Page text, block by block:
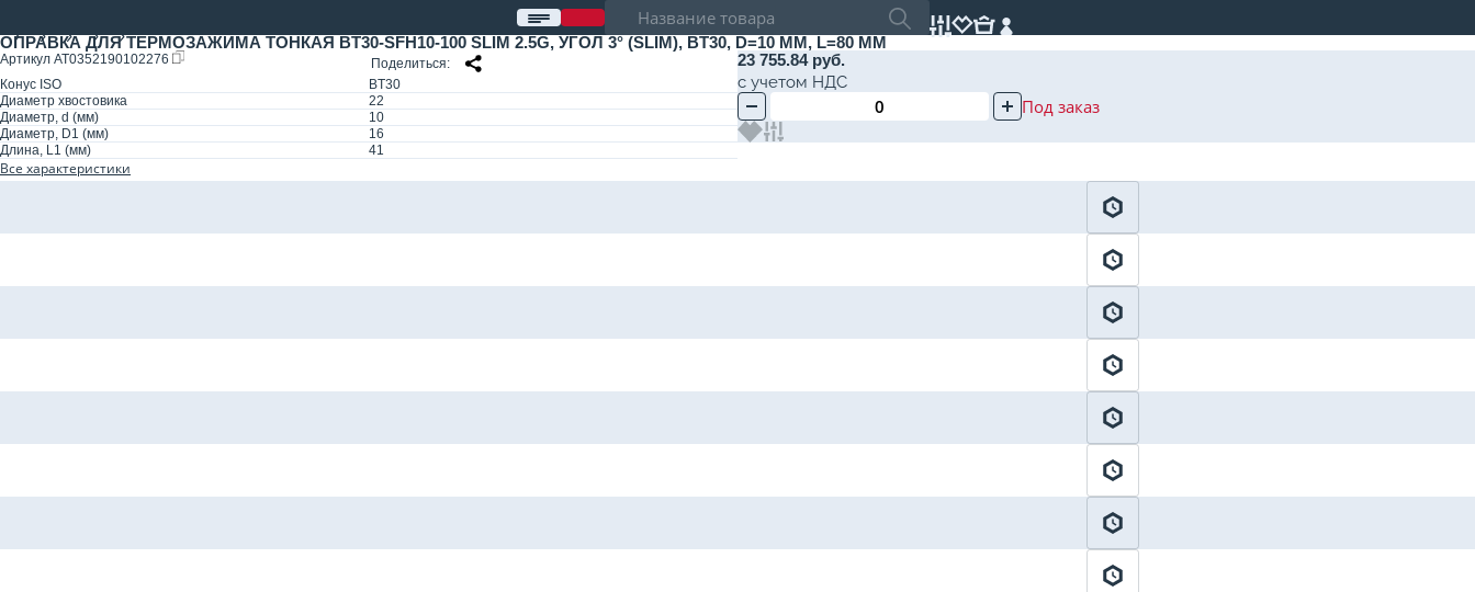
ОПРАВКА ДЛЯ ТЕРМОЗАЖИМА ТОНКАЯ BT30-SFH10-100 SLIM 2.5G, УГОЛ 3° (SLIM), BT30, D=10 ММ, L=80 ММ
Артикул AT0352190102276
Поделиться
Конус ISO
BT30
Диаметр хвостовика
22
Диаметр, d (мм)
10
Диаметр, D1 (мм)
16
Длина, L1 (мм)
41
Все характеристики
23 755.84 руб.
с учетом НДС
Под заказ